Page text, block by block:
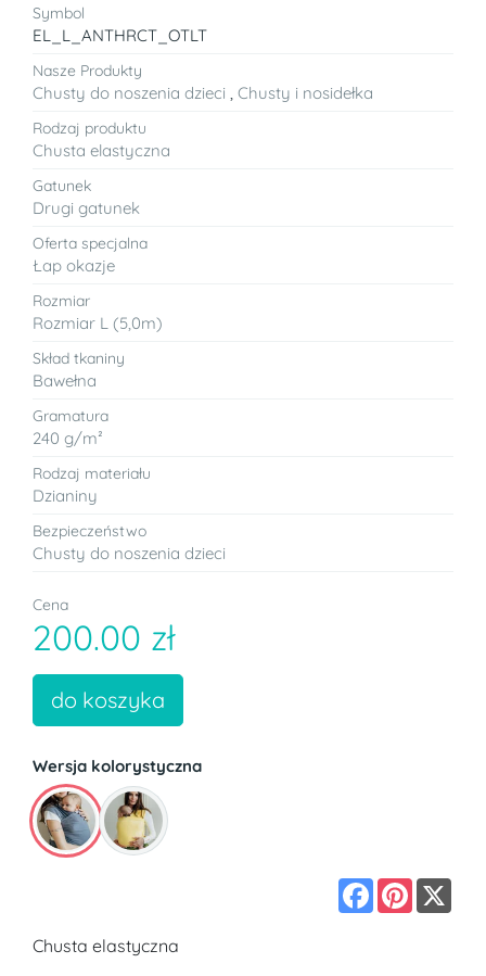
Symbol
EL_L_ANTHRCT_OTLT
Nasze Produkty
Chusty do noszenia dzieci Chusty i nosidełka
Rodzaj produktu
Chusta elastyczna
Gatunek
Drugi gatunek
Oferta specjalna
Łap okazje
Rozmiar
Rozmiar L (5,0m)
Skład tkaniny
Bawełna
Gramatura
240 g/m²
Rodzaj materiału
Dzianiny
Bezpieczeństwo
Chusty do noszenia dzieci
Cena
200.00 zł
do koszyka
Wersja kolorystyczna
Facebook
Pinterest
Chusta elastyczna